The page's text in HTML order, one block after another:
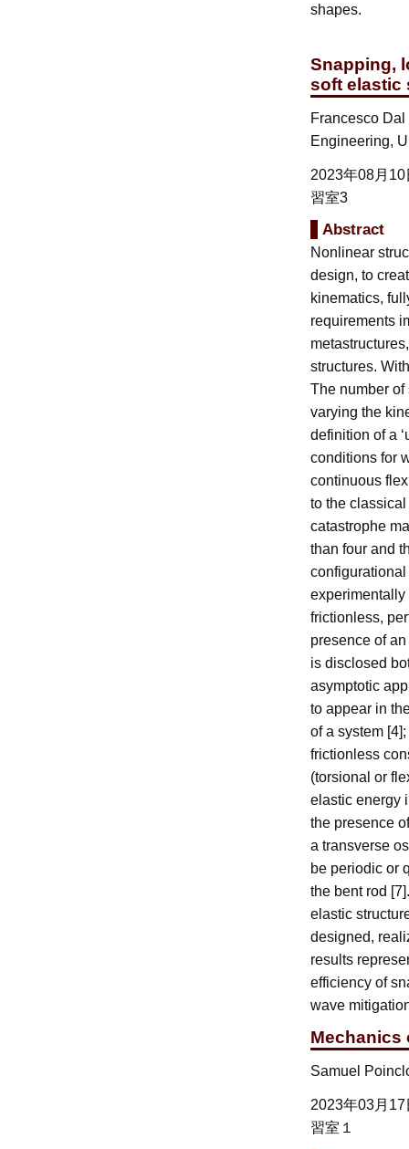
shapes.
Snapping,
soft elastic
Francesco
Engineering,
2023年08月
習室3
Abstract
Nonlinear
design, to
kinematics,
requirements
structures.
The number
varying the
definition of a
conditions for
continuous
to the
catastrophe
than four and
experimentally
frictionless,
presence of
is disclosed
asymptotic
to appear in
of a system
frictionless
(torsional or
elastic energy
the presence
a transverse
be periodic or
the bent rod
elastic
designed,
results
efficiency of
wave
Mechanics
Samuel
2023年03月
習室１